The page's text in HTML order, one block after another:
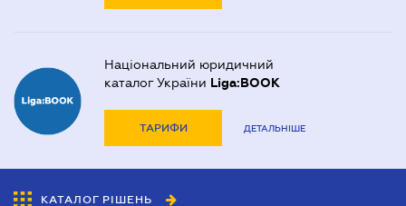
Національний юридичний
каталог України Liga:BOOK
ТАРИФИ ДЕТАЛЬНІШЕ
КАТАЛОГ РІШЕНЬ